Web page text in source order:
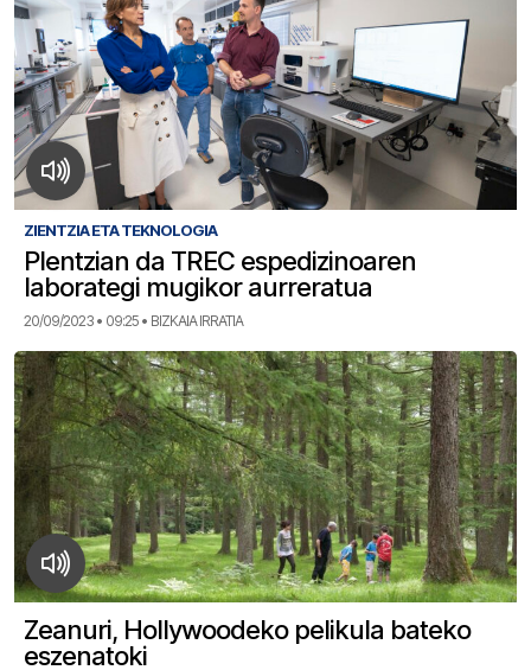
ZIENTZIA ETA TEKNOLOGIA
Plentzian da TREC espedizinoaren
laborategi mugikor aurreratua
20/09/2023 • 09:25 • BIZKAIA IRRATIA
Zeanuri, Hollywoodeko pelikula bateko
eszenatoki